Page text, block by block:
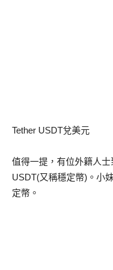
Tether USDT兌美元
值得一提，有位外籍人
USDT(又稱穩定幣)。小
定幣。